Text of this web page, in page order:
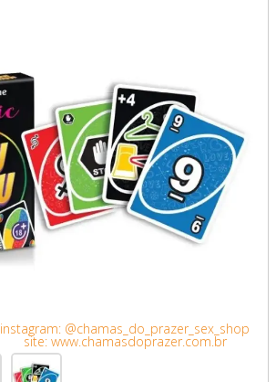
instagram: @chamas_do_prazer_sex_shop
site: www.chamasdoprazer.com.br